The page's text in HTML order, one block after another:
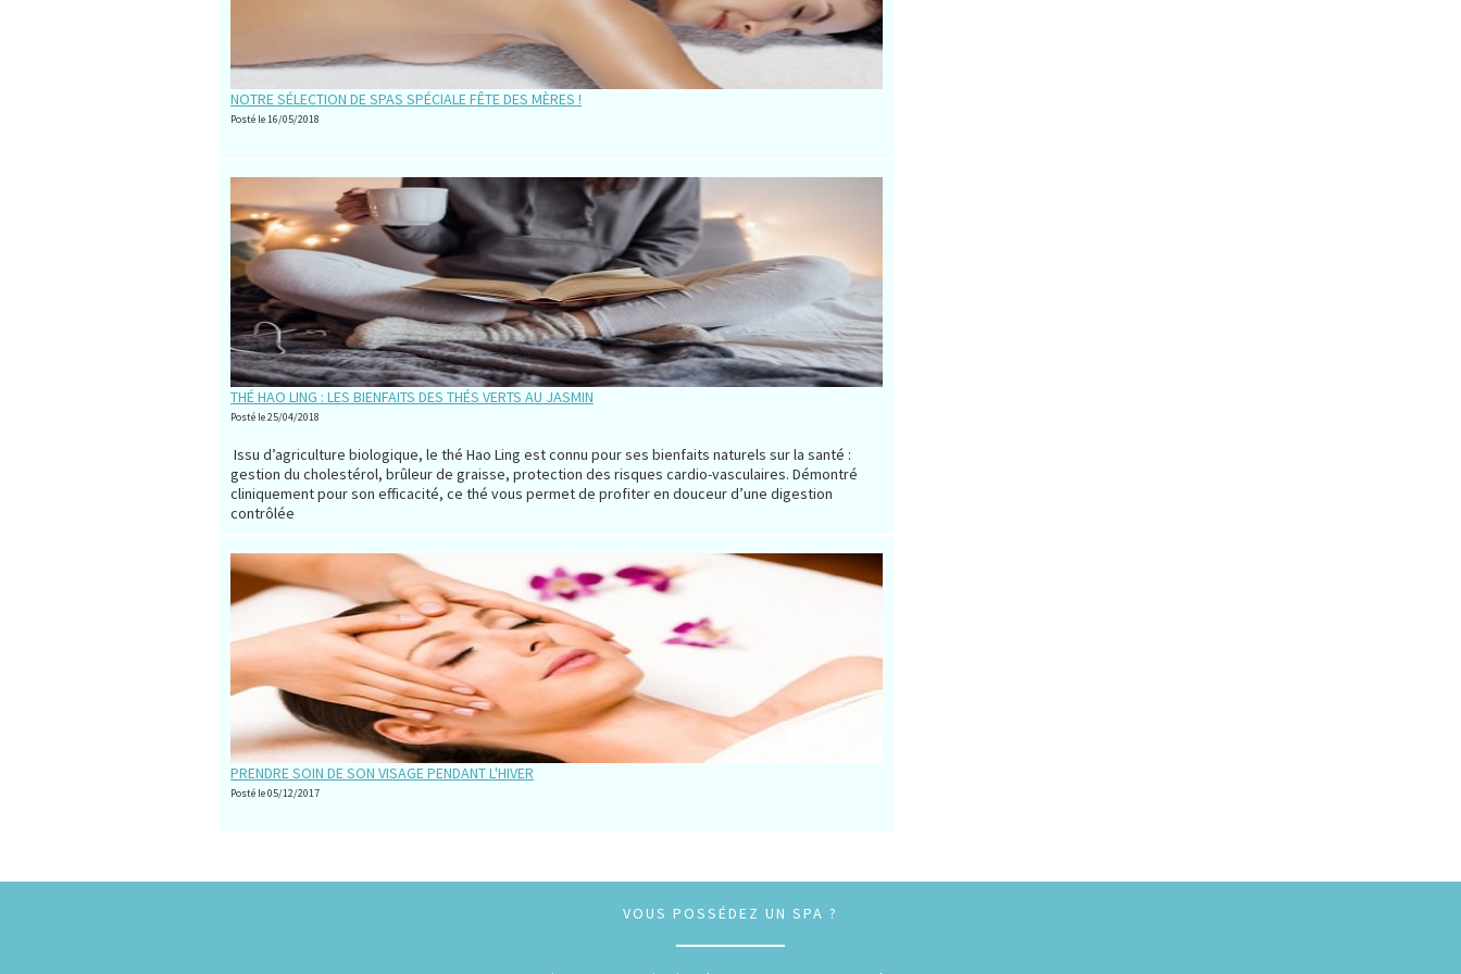
NOTRE SÉLECTION DE SPAS SPÉCIALE FÊTE DES MÈRES !
Posté le 16/05/2018
THÉ HAO LING : LES BIENFAITS DES THÉS VERTS AU JASMIN
Posté le 25/04/2018
Issu d’agriculture biologique, le thé Hao Ling est connu pour ses bienfaits naturels sur la santé :
gestion du cholestérol, brûleur de graisse, protection des risques cardio-vasculaires. Démontré
cliniquement pour son efficacité, ce thé vous permet de profiter en douceur d’une digestion
contrôlée
PRENDRE SOIN DE SON VISAGE PENDANT L'HIVER
Posté le 05/12/2017
VOUS POSSÉDEZ UN SPA ?